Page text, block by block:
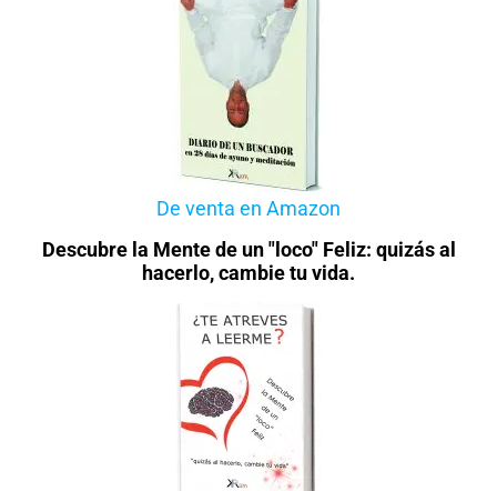
De venta en Amazon
Descubre la Mente de un "loco" Feliz: quizás al
hacerlo, cambie tu vida.